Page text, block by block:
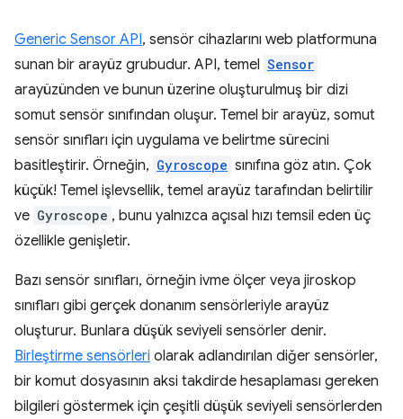
Generic Sensor API, sensör cihazlarını web platformuna
sunan bir arayüz grubudur. API, temel Sensor
arayüzünden ve bunun üzerine oluşturulmuş bir dizi
somut sensör sınıfından oluşur. Temel bir arayüz, somut
sensör sınıfları için uygulama ve belirtme sürecini
basitleştirir. Örneğin, Gyroscope sınıfına göz atın. Çok
küçük! Temel işlevsellik, temel arayüz tarafından belirtilir
ve Gyroscope , bunu yalnızca açısal hızı temsil eden üç
özellikle genişletir.
Bazı sensör sınıfları, örneğin ivme ölçer veya jiroskop
sınıfları gibi gerçek donanım sensörleriyle arayüz
oluşturur. Bunlara düşük seviyeli sensörler denir.
Birleştirme sensörleri olarak adlandırılan diğer sensörler,
bir komut dosyasının aksi takdirde hesaplaması gereken
bilgileri göstermek için çeşitli düşük seviyeli sensörlerden